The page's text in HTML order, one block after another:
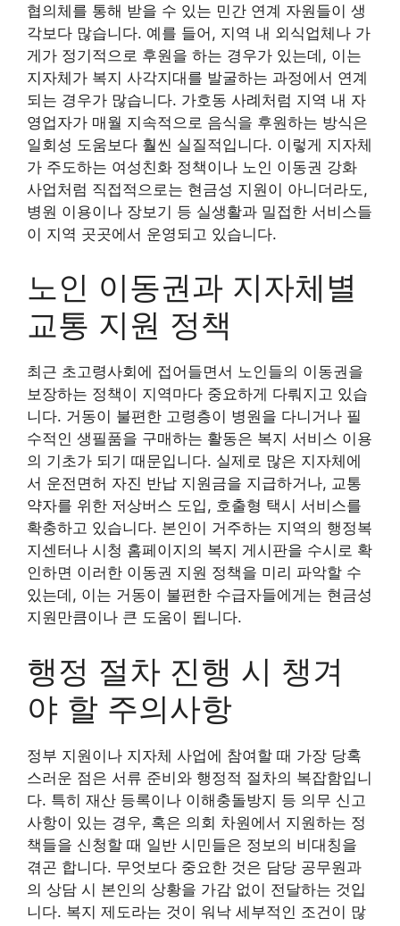
협의체를 통해 받을 수 있는 민간 연계 자원들이 생
각보다 많습니다. 예를 들어, 지역 내 외식업체나 가
게가 정기적으로 후원을 하는 경우가 있는데, 이는
지자체가 복지 사각지대를 발굴하는 과정에서 연계
되는 경우가 많습니다. 가호동 사례처럼 지역 내 자
영업자가 매월 지속적으로 음식을 후원하는 방식은
일회성 도움보다 훨씬 실질적입니다. 이렇게 지자체
가 주도하는 여성친화 정책이나 노인 이동권 강화
사업처럼 직접적으로는 현금성 지원이 아니더라도,
병원 이용이나 장보기 등 실생활과 밀접한 서비스들
이 지역 곳곳에서 운영되고 있습니다.
노인 이동권과 지자체별
교통 지원 정책
최근 초고령사회에 접어들면서 노인들의 이동권을
보장하는 정책이 지역마다 중요하게 다뤄지고 있습
니다. 거동이 불편한 고령층이 병원을 다니거나 필
수적인 생필품을 구매하는 활동은 복지 서비스 이용
의 기초가 되기 때문입니다. 실제로 많은 지자체에
서 운전면허 자진 반납 지원금을 지급하거나, 교통
약자를 위한 저상버스 도입, 호출형 택시 서비스를
확충하고 있습니다. 본인이 거주하는 지역의 행정복
지센터나 시청 홈페이지의 복지 게시판을 수시로 확
인하면 이러한 이동권 지원 정책을 미리 파악할 수
있는데, 이는 거동이 불편한 수급자들에게는 현금성
지원만큼이나 큰 도움이 됩니다.
행정 절차 진행 시 챙겨
야 할 주의사항
정부 지원이나 지자체 사업에 참여할 때 가장 당혹
스러운 점은 서류 준비와 행정적 절차의 복잡함입니
다. 특히 재산 등록이나 이해충돌방지 등 의무 신고
사항이 있는 경우, 혹은 의회 차원에서 지원하는 정
책들을 신청할 때 일반 시민들은 정보의 비대칭을
겪곤 합니다. 무엇보다 중요한 것은 담당 공무원과
의 상담 시 본인의 상황을 가감 없이 전달하는 것입
니다. 복지 제도라는 것이 워낙 세부적인 조건이 많